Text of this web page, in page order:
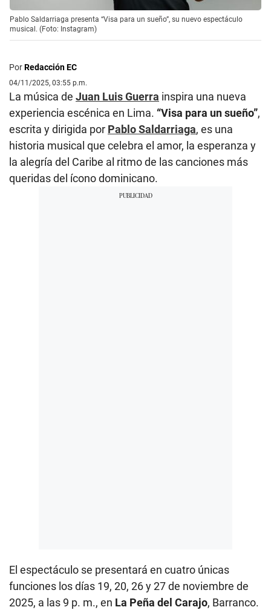
Pablo Saldarriaga presenta “Visa para un sueño”, su nuevo espectáculo
musical. (Foto: Instagram)
PorRedacción EC
04/11/2025, 03:55 p.m.
La música de Juan Luis Guerra inspira una nueva
experiencia escénica en Lima. “Visa para un sueño”,
escrita y dirigida por Pablo Saldarriaga, es una
historia musical que celebra el amor, la esperanza y
la alegría del Caribe al ritmo de las canciones más
queridas del ícono dominicano.
El espectáculo se presentará en cuatro únicas
funciones los días 19, 20, 26 y 27 de noviembre de
2025, a las 9 p. m., en La Peña del Carajo, Barranco.